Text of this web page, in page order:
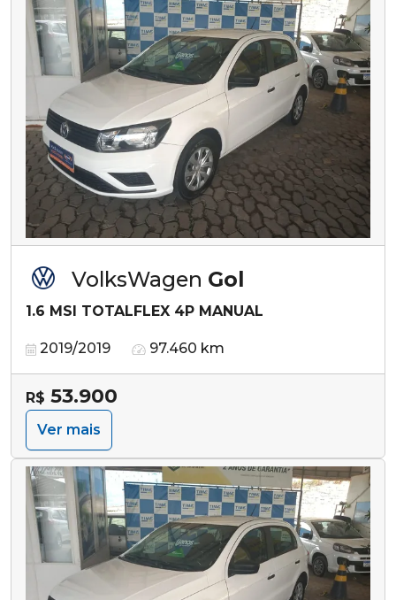
VolksWagen Gol
1.6 MSI TOTALFLEX 4P MANUAL
2019/2019 97.460 km
R$ 53.900
Ver mais